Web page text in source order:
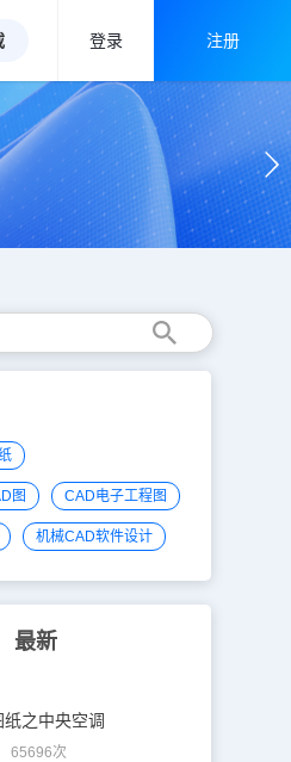
登录 注册
图 CAD电子工程图
机械CAD软件设计
最新
之中央空调
65696次